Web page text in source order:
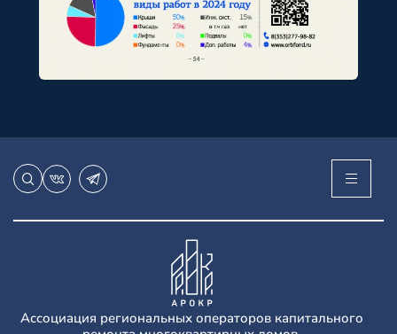
Ассоциация региональных операторов капитального